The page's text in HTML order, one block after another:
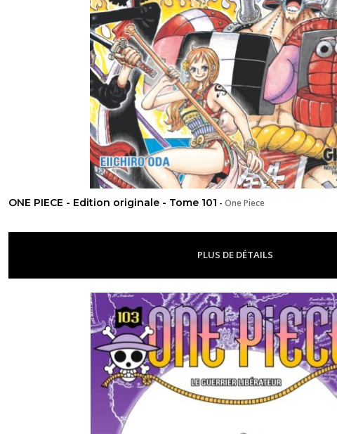
ONE PIECE - Edition originale - Tome 101 - One Piece
PLUS DE DÉTAILS